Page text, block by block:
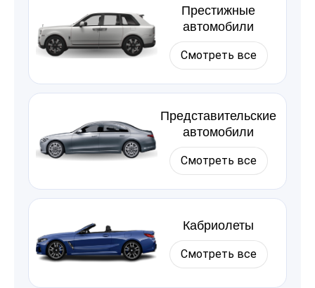
Престижные
автомобили
Смотреть все
Представительские
автомобили
Смотреть все
Кабриолеты
Смотреть все